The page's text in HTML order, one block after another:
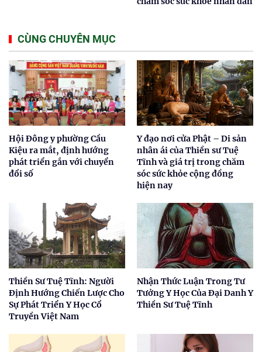
CÙNG CHUYÊN MỤC
Hội Đông y phường Cầu
Kiệu ra mắt, định hướng
phát triển gắn với chuyển
đổi số
Y đạo nơi cửa Phật – Di sản
nhân ái của Thiền sư Tuệ
Tĩnh và giá trị trong chăm
sóc sức khỏe cộng đồng
hiện nay
Thiền Sư Tuệ Tĩnh: Người
Định Hướng Chiến Lược Cho
Sự Phát Triển Y Học Cổ
Truyền Việt Nam
Nhận Thức Luận Trong Tư
Tưởng Y Học Của Đại Danh Y
Thiền Sư Tuệ Tĩnh